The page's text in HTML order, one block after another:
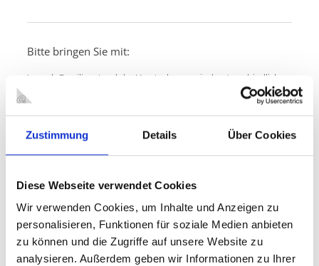
Zustimmung Details Über Cookies
Diese Webseite verwendet Cookies
Wir verwenden Cookies, um Inhalte und Anzeigen zu
personalisieren, Funktionen für soziale Medien anbieten
zu können und die Zugriffe auf unsere Website zu
analysieren. Außerdem geben wir Informationen zu Ihrer
Bitte bringen Sie mit:
Je nach Familienstand der Verstorbenen sind unterschiedliche
Unterlagen vorzulegen. Falls Bestattungsunternehmen
Sterbefallbeurkundung zu sorgen. Eine Vorsprache von
Angehörigen der Verstorbenen ist somit kaum noch
So erreichen Sie uns
ÖFFNUNGSZEITEN